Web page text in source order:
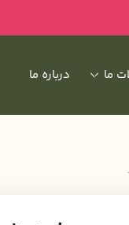
ما درباره ما